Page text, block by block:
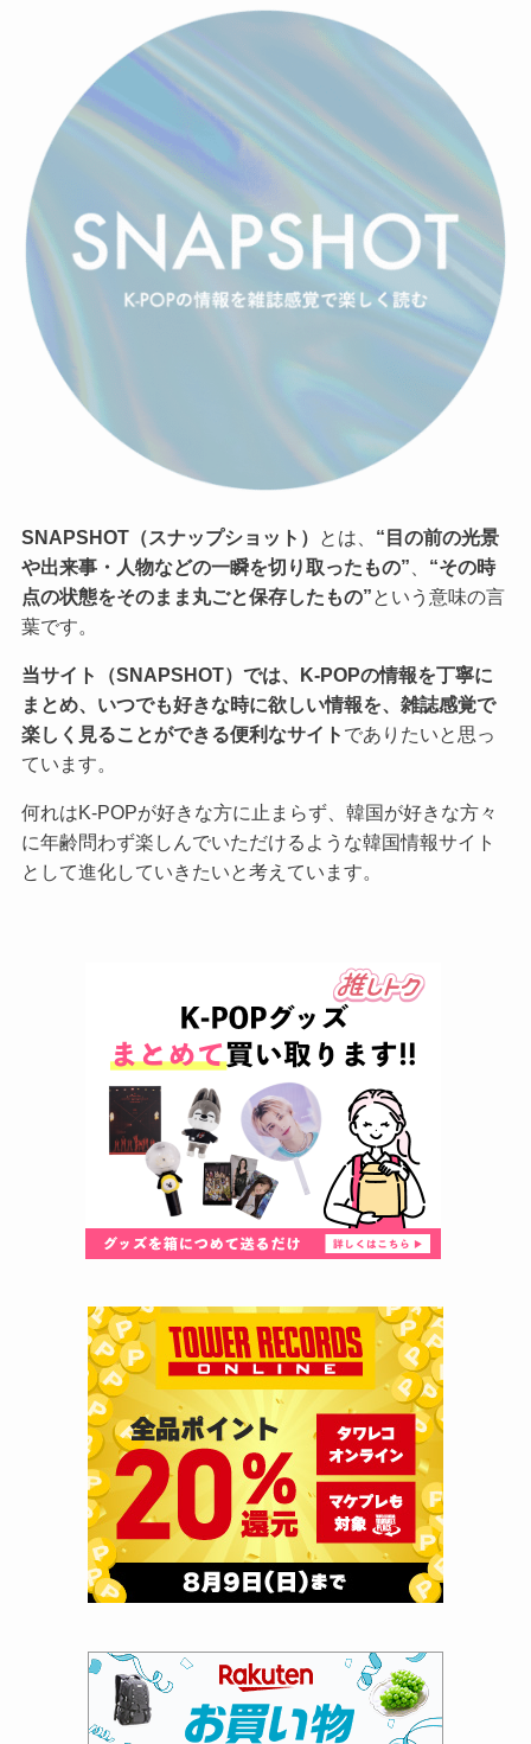
SNAPSHOT（スナップショット） とは、 “目の前の光景
や出来事・人物などの一瞬を切り取ったもの”
“その時
点の状態をそのまま丸ごと保存したもの” という意味の言
葉です。
当サイト（SNAPSHOT）では、K-POPの情報を丁寧に
まとめ、いつでも好きな時に欲しい情報を、雑誌感覚で
楽しく見ることができる便利なサイト でありたいと思っ
ています。
何れはK-POPが好きな方に止まらず、韓国が好きな方々
に年齢問わず楽しんでいただけるような韓国情報サイト
として進化していきたいと考えています。